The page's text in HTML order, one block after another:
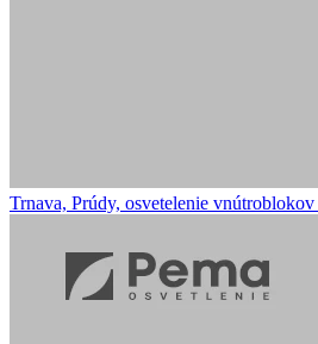
Trnava, Prúdy, osvetelenie vnútroblokov